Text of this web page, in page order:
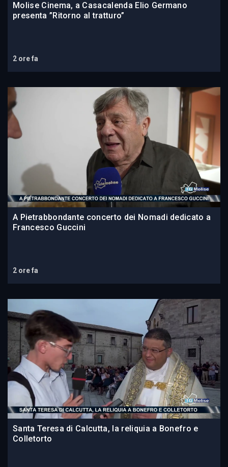
Molise Cinema, a Casacalenda Elio Germano
presenta ”Ritorno al tratturo”
2 ore fa
A Pietrabbondante concerto dei Nomadi dedicato a
Francesco Guccini
2 ore fa
Santa Teresa di Calcutta, la reliquia a Bonefro e
Colletorto